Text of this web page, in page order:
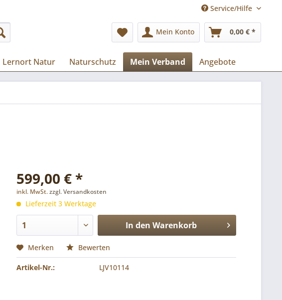
Service/Hilfe
Mein Konto 0,00 € *
Lernort Natur Naturschutz Mein Verband Angebote
599,00 € *
inkl. MwSt.zzgl. Versandkosten
Lieferzeit 3 Werktage
In den Warenkorb
Merken Bewerten
Artikel-Nr.: LJV10114